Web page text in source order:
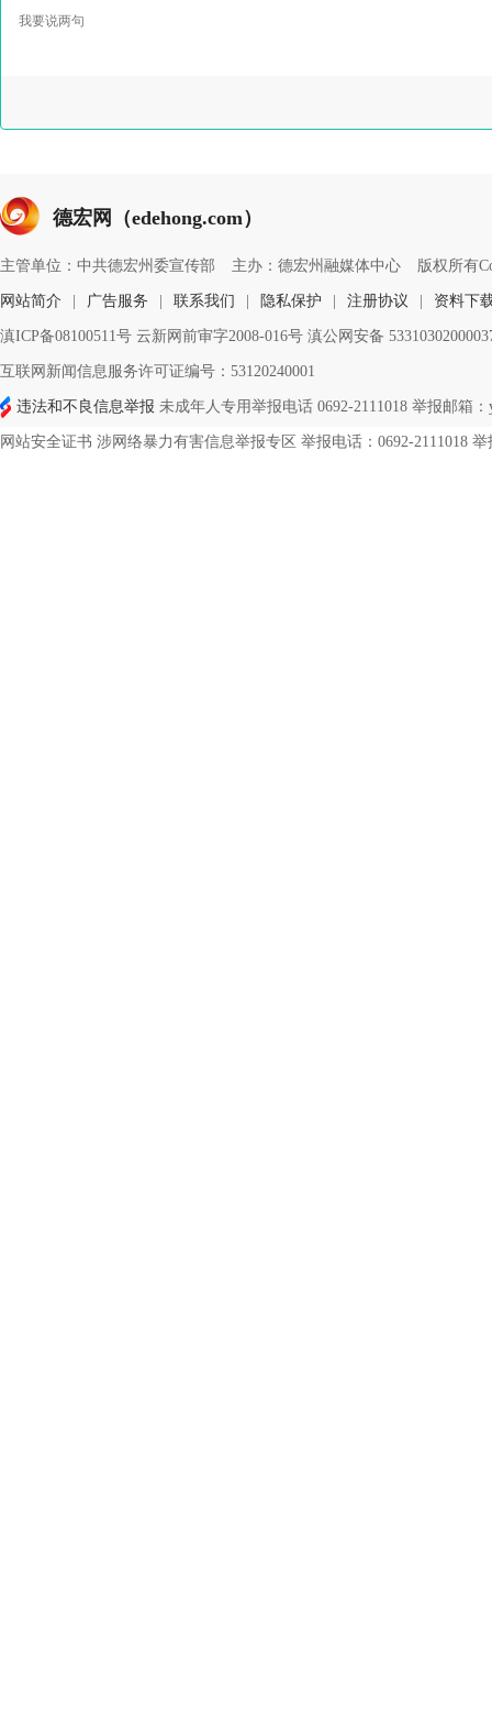
德宏网（edehong.com）
主管单位：中共德宏州委宣传部 主办：德宏州融媒体中心 版权所有
网站简介 广告服务 联系我们 隐私保护 注册协议 资料下
滇ICP备08100511号 云新网前审字2008-016号 滇公网安备
互联网新闻信息服务许可证编号：53120240001
违法和不良信息举报 未成年人专用举报电话 0692-2111018 举报邮箱：
网站安全证书 涉网络暴力有害信息举报专区 举报电话：0692-2111018 举